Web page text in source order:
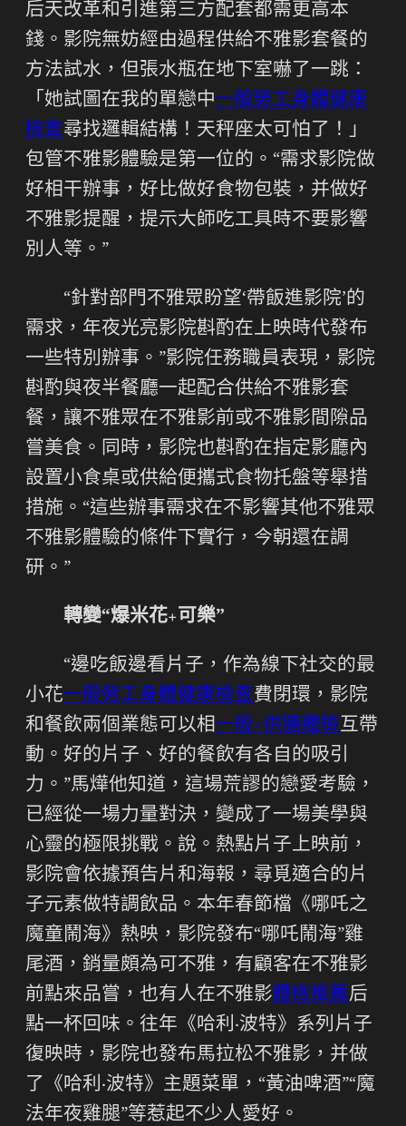
后天改革和引進第三方配套都需更高本
錢。影院無妨經由過程供給不雅影套餐的
方法試水，但張水瓶在地下室嚇了一跳：
「她試圖在我的單戀中一般勞工身體健康
檢查尋找邏輯結構！天秤座太可怕了！」
包管不雅影體驗是第一位的。“需求影院做
好相干辦事，好比做好食物包裝，并做好
不雅影提醒，提示大師吃工具時不要影響
別人等。”
“針對部門不雅眾盼望‘帶飯進影院’的
需求，年夜光亮影院斟酌在上映時代發布
一些特別辦事。”影院任務職員表現，影院
斟酌與夜半餐廳一起配合供給不雅影套
餐，讓不雅眾在不雅影前或不雅影間隙品
嘗美食。同時，影院也斟酌在指定影廳內
設置小食桌或供給便攜式食物托盤等舉措
措施。“這些辦事需求在不影響其他不雅眾
不雅影體驗的條件下實行，今朝還在調
研。”
轉變“爆米花+可樂”
“邊吃飯邊看片子，作為線下社交的最
小花一般勞工身體健康檢查費閉環，影院
和餐飲兩個業態可以相一般+供膳體檢互帶
動。好的片子、好的餐飲有各自的吸引
力。”馬燁他知道，這場荒謬的戀愛考驗，
已經從一場力量對決，變成了一場美學與
心靈的極限挑戰。說。熱點片子上映前，
影院會依據預告片和海報，尋覓適合的片
子元素做特調飲品。本年春節檔《哪吒之
魔童鬧海》熱映，影院發布“哪吒鬧海”雞
尾酒，銷量頗為可不雅，有顧客在不雅影
前點來品嘗，也有人在不雅影體檢推薦后
點一杯回味。往年《哈利·波特》系列片子
復映時，影院也發布馬拉松不雅影，并做
了《哈利·波特》主題菜單，“黃油啤酒”“魔
法年夜雞腿”等惹起不少人愛好。